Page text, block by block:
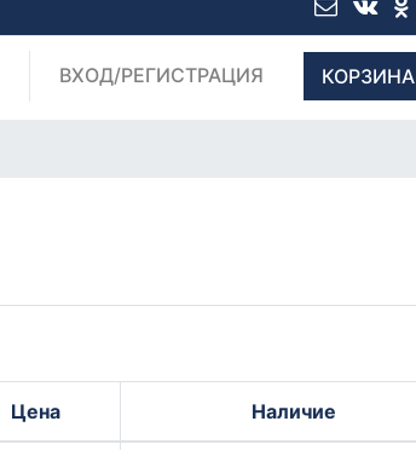
ВХОД/РЕГИСТРАЦИЯ КОРЗИНА
Цена Наличие